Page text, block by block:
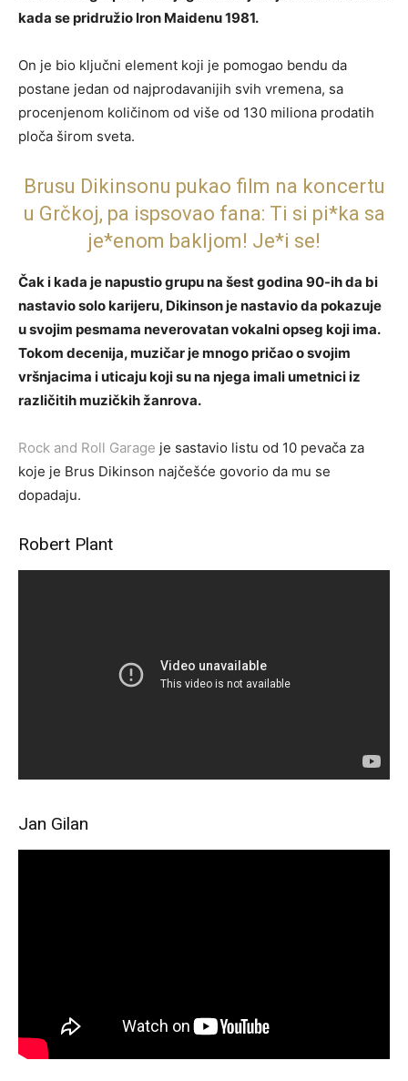
kada se pridružio Iron Maidenu 1981.
On je bio ključni element koji je pomogao bendu da
postane jedan od najprodavanijih svih vremena, sa
procenjenom količinom od više od 130 miliona prodatih
ploča širom sveta.
Brusu Dikinsonu pukao film na koncertu
u Grčkoj, pa ispsovao fana: Ti si pi*ka sa
je*enom bakljom! Je*i se!
Čak i kada je napustio grupu na šest godina 90-ih da bi
nastavio solo karijeru, Dikinson je nastavio da pokazuje
u svojim pesmama neverovatan vokalni opseg koji ima.
Tokom decenija, muzičar je mnogo pričao o svojim
vršnjacima i uticaju koji su na njega imali umetnici iz
različitih muzičkih žanrova.
Rock and Roll Garage je sastavio listu od 10 pevača za
koje je Brus Dikinson najčešće govorio da mu se
dopadaju.
Robert Plant
Jan Gilan